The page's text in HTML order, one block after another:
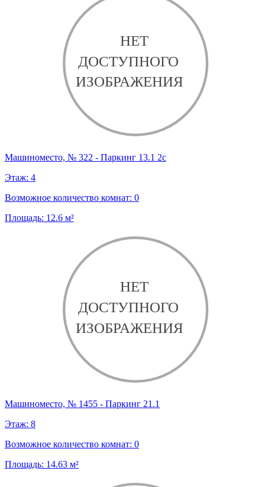
Машиноместо, № 322 - Паркинг 13.1 2с
Этаж: 4
Возможное количество комнат: 0
Площадь: 12.6 м²
Машиноместо, № 1455 - Паркинг 21.1
Этаж: 8
Возможное количество комнат: 0
Площадь: 14.63 м²